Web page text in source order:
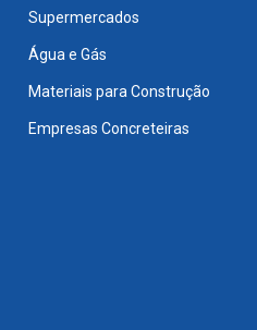
Supermercados
Água e Gás
Materiais para Construção
Empresas Concreteiras